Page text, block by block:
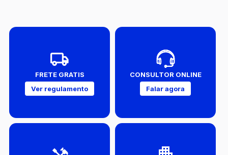
FRETE GRATIS
Ver regulamento
CONSULTOR ONLINE
Falar agora